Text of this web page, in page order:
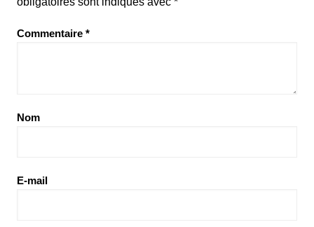
Commentaire *
Nom
E-mail